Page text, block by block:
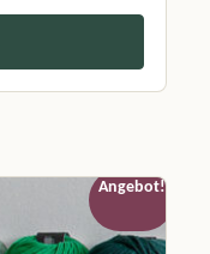
Angebot!